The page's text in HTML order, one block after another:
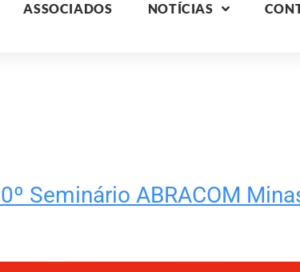
ASSOCIADOS NOTÍCIAS
Seminário ABRACOM